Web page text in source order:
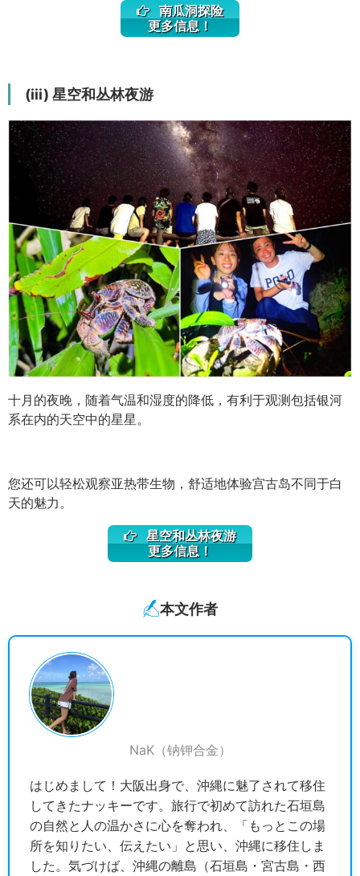
南瓜洞探险
更多信息！
(iii) 星空和丛林夜游
十月的夜晚，随着气温和湿度的降低，有利于观测包括银河
系在内的天空中的星星。
您还可以轻松观察亚热带生物，舒适地体验宫古岛不同于白
天的魅力。
星空和丛林夜游
更多信息！
本文作者
NaK（钠钾合金）
はじめまして！大阪出身で、沖縄に魅了されて移住
してきたナッキーです。旅行で初めて訪れた石垣島
の自然と人の温かさに心を奪われ、「もっとこの場
所を知りたい、伝えたい」と思い、沖縄に移住しま
した。気づけば、沖縄の離島（石垣島・宮古島・西